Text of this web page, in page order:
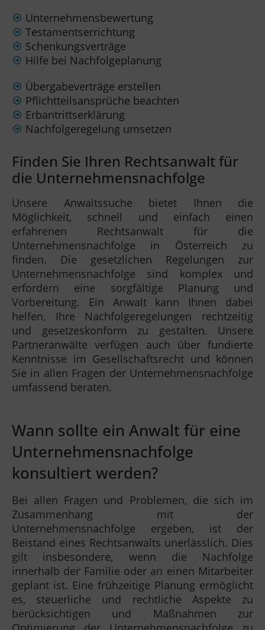
Unternehmensbewertung
Testamentserrichtung
Schenkungsverträge
Hilfe bei Nachfolgeplanung
Übergabeverträge erstellen
Pflichtteilsansprüche beachten
Erbantrittserklärung
Nachfolgeregelung umsetzen
Finden Sie Ihren Rechtsanwalt für
die Unternehmensnachfolge
Unsere Anwaltssuche bietet Ihnen die
Möglichkeit, schnell und einfach einen
erfahrenen Rechtsanwalt für die
Unternehmensnachfolge in Österreich zu
finden. Die gesetzlichen Regelungen zur
Unternehmensnachfolge sind komplex und
erfordern eine sorgfältige Planung und
Vorbereitung. Ein Anwalt kann Ihnen dabei
helfen, Ihre Nachfolgeregelungen rechtzeitig
und gesetzeskonform zu gestalten. Unsere
Partneranwälte verfügen auch über fundierte
Kenntnisse im Gesellschaftsrecht und können
Sie in allen Fragen der Unternehmensnachfolge
umfassend beraten.
Wann sollte ein Anwalt für eine
Unternehmensnachfolge
konsultiert werden?
Bei allen Fragen und Problemen, die sich im
Zusammenhang mit der
Unternehmensnachfolge ergeben, ist der
Beistand eines Rechtsanwalts unerlässlich. Dies
gilt insbesondere, wenn die Nachfolge
innerhalb der Familie oder an einen Mitarbeiter
geplant ist. Eine frühzeitige Planung ermöglicht
es, steuerliche und rechtliche Aspekte zu
berücksichtigen und Maßnahmen zur